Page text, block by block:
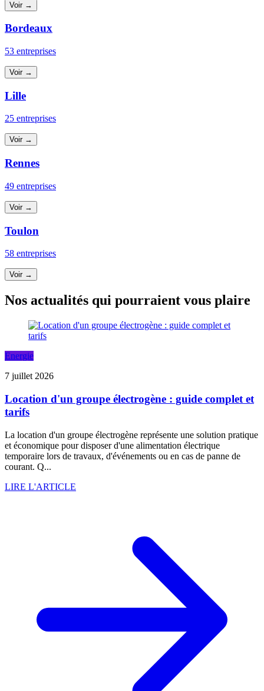
Voir →
Bordeaux
53 entreprises
Voir →
Lille
25 entreprises
Voir →
Rennes
49 entreprises
Voir →
Toulon
58 entreprises
Voir →
Nos actualités qui pourraient vous plaire
Energie
7 juillet 2026
Location d'un groupe électrogène : guide complet et
tarifs
La location d'un groupe électrogène représente une solution pratique
et économique pour disposer d'une alimentation électrique
temporaire lors de travaux, d'événements ou en cas de panne de
courant. Q...
LIRE L'ARTICLE